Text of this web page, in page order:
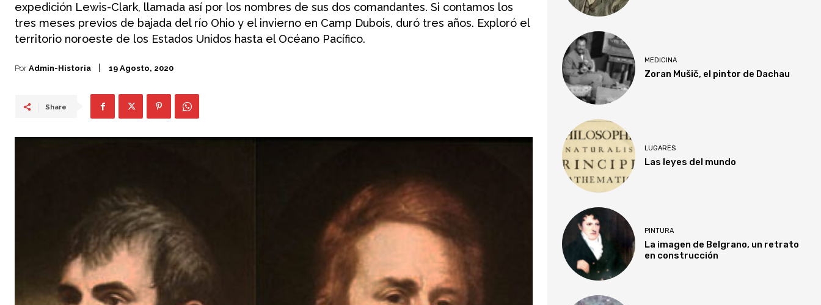
expedición Lewis-Clark, llamada así por los nombres de sus dos comandantes. Si contamos los
tres meses previos de bajada del río Ohio y el invierno en Camp Dubois, duró tres años. Exploró el
territorio noroeste de los Estados Unidos hasta el Océano Pacífico.
Por Admin-Historia 19 Agosto, 2020
Share
MEDICINA
Zoran Mušič, el pintor de Dachau
LUGARES
Las leyes del mundo
PINTURA
La imagen de Belgrano, un retrato
en construcción